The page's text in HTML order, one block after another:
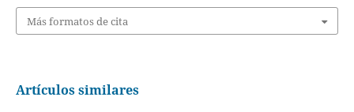
Más formatos de cita
Artículos similares